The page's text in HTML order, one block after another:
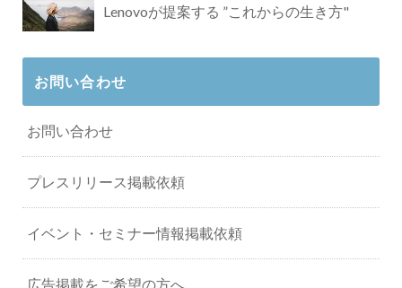
Lenovoが提案する ”これからの生き方"
お問い合わせ
お問い合わせ
プレスリリース掲載依頼
イベント・セミナー情報掲載依頼
広告掲載をご希望の方へ